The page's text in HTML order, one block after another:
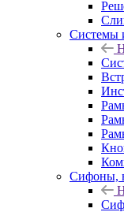
Системы
Сифоны,